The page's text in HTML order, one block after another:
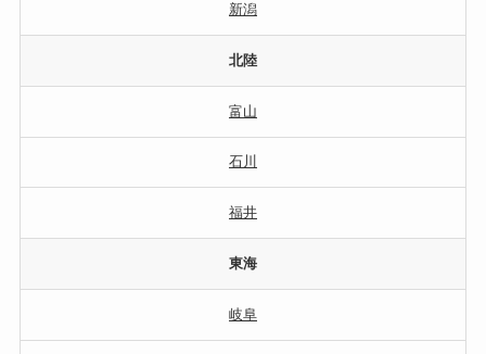
新潟
北陸
富山
石川
福井
東海
岐阜